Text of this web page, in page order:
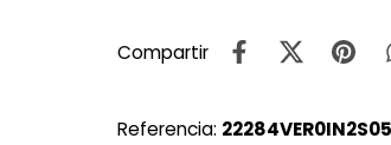
Compartir
Referencia: 22284VER0IN2S05